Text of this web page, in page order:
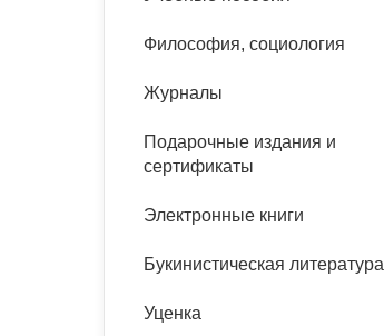
Философия, социология
Журналы
Подарочные издания и
сертификаты
Электронные книги
Букинистическая литература
Уценка